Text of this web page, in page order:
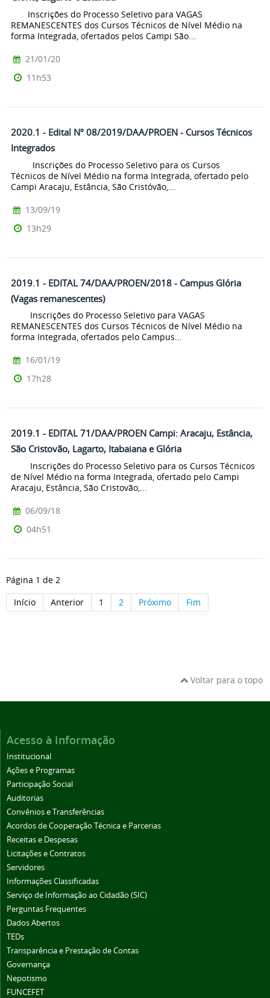
Inscrições do Processo Seletivo para VAGAS
REMANESCENTES dos Cursos Técnicos de Nível Médio na
forma Integrada, ofertados pelos Campi São...
21/01/20
11h53
2020.1 - Edital Nº 08/2019/DAA/PROEN - Cursos Técnicos
Integrados
Inscrições do Processo Seletivo para os Cursos
Técnicos de Nível Médio na forma Integrada, ofertado pelo
Campi Aracaju, Estância, São Cristóvão,...
13/09/19
13h29
2019.1 - EDITAL 74/DAA/PROEN/2018 - Campus Glória
(Vagas remanescentes)
Inscrições do Processo Seletivo para VAGAS
REMANESCENTES dos Cursos Técnicos de Nível Médio na
forma Integrada, ofertados pelo Campus...
16/01/19
17h28
2019.1 - EDITAL 71/DAA/PROEN Campi: Aracaju, Estância,
São Cristovão, Lagarto, Itabaiana e Glória
Inscrições do Processo Seletivo para os Cursos Técnicos
de Nível Médio na forma Integrada, ofertado pelo Campi
Aracaju, Estância, São Cristovão,...
06/09/18
04h51
Página 1 de 2
Início
Anterior 1 2 Próximo Fim
Voltar para o topo
Acesso à Informação
Institucional
Ações e Programas
Participação Social
Auditorias
Convênios e Transferências
Acordos de Cooperação Técnica e Parcerias
Receitas e Despesas
Licitações e Contratos
Servidores
Informações Classificadas
Serviço de Informação ao Cidadão (SIC)
Perguntas Frequentes
Dados Abertos
TEDs
Transparência e Prestação de Contas
Governança
Nepotismo
FUNCEFET